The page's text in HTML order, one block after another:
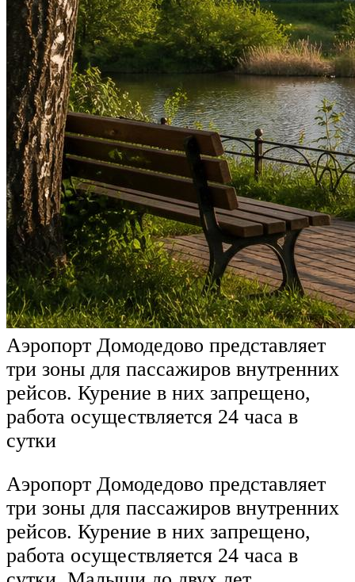
Аэропорт Домодедово представляет
три зоны для пассажиров внутренних
рейсов. Курение в них запрещено,
работа осуществляется 24 часа в
сутки
Аэропорт Домодедово представляет
три зоны для пассажиров внутренних
рейсов. Курение в них запрещено,
работа осуществляется 24 часа в